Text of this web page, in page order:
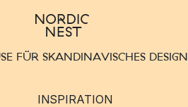
FÜR SKANDINAVISCHES DESIGN
INSPIRATION